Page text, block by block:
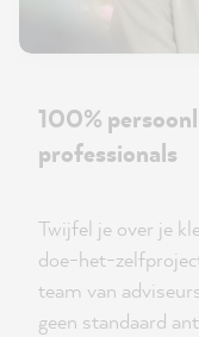
100%
professionals
Twijfel je over je
doe-het-
team van
geen standaard